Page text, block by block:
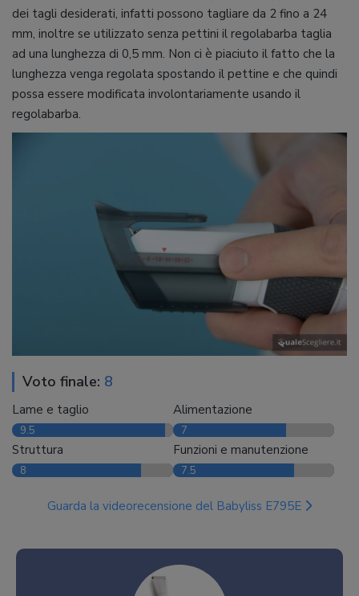
dei tagli desiderati, infatti possono tagliare da 2 fino a 24
mm, inoltre se utilizzato senza pettini il regolabarba taglia
ad una lunghezza di 0,5 mm. Non ci è piaciuto il fatto che la
lunghezza venga regolata spostando il pettine e che quindi
possa essere modificata involontariamente usando il
regolabarba.
Voto finale: 8
Lame e taglio
9.5
Alimentazione
7
Struttura
8
Funzioni e manutenzione
7.5
Guarda la videorecensione del Babyliss E795E